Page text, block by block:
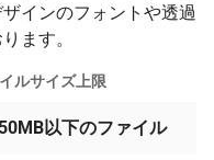
インのフォントや透過
ます。
ルサイズ上限
50MB以下のファイル